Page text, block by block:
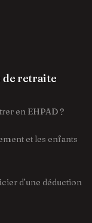
de retraite
en EHPAD ?
et les enfants
d’une déduction